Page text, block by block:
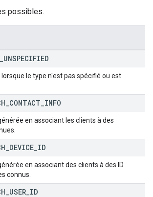
possibles.
UNSPECIFIED
le type n'est pas spécifié ou est
CONTACT INFO
en associant les clients à des
DEVICE ID
en associant des clients à des ID
connus.
USER ID